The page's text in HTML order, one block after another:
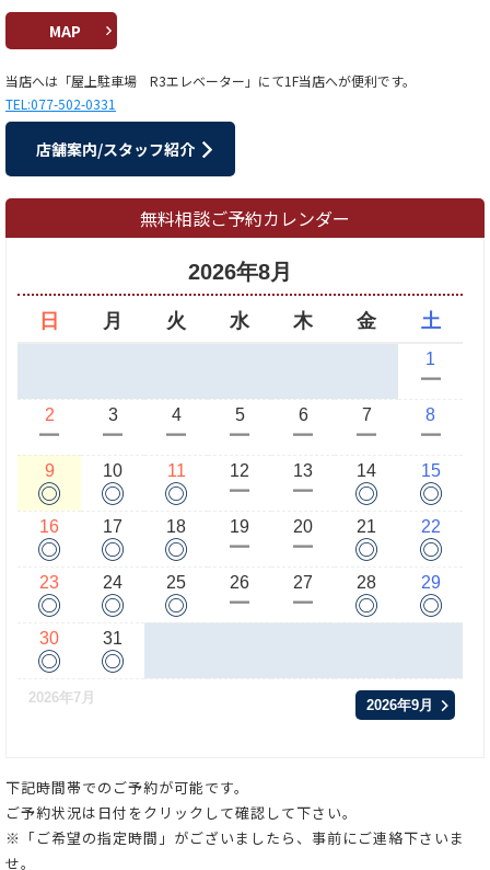
MAP
当店へは「屋上駐車場 R3エレベーター」にて1F当店へが便利です。
TEL:077-502-0331
店舗案内/スタッフ紹介
無料相談ご予約カレンダー
2026年8月
日 月 火 水 木 金 土
1
ー
2
ー
3
ー
4
ー
5
ー
6
ー
7
ー
8
ー
9
◎
10
◎
11
◎
12
ー
13
ー
14
◎
15
◎
16
◎
17
◎
18
◎
19
ー
20
ー
21
◎
22
◎
23
◎
24
◎
25
◎
26
ー
27
ー
28
◎
29
◎
30
◎
31
◎
2026年7月 2026年9月
下記時間帯でのご予約が可能です。
ご予約状況は日付をクリックして確認して下さい。
※「ご希望の指定時間」がございましたら、事前にご連絡下さいま
せ。